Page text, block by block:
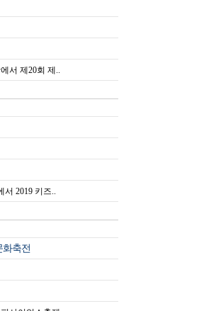
서 제20회 제..
서 2019 키즈..
화축전